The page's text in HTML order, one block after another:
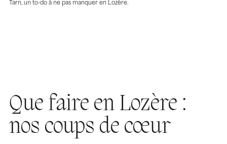
Tarn, un to-do à ne pas manquer en Lozère.
Que faire en Lozère :
nos coups de cœur